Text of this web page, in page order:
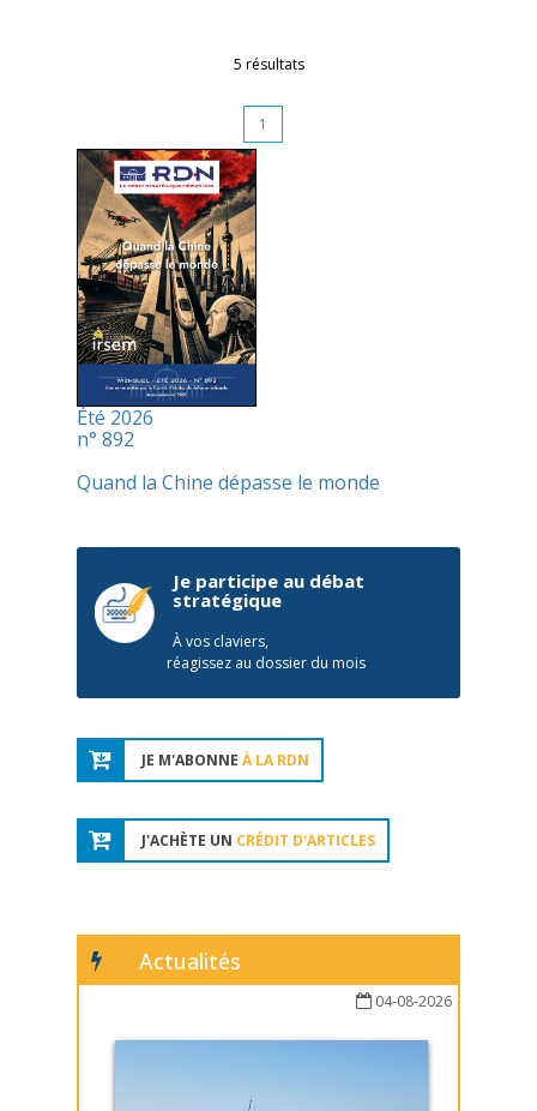
5 résultats
1
Été 2026
n° 892
Quand la Chine dépasse le monde
Je participe au débat
stratégique
À vos claviers,
réagissez au dossier du mois
JE M'ABONNE À LA RDN
J'ACHÈTE UN CRÉDIT D'ARTICLES
Actualités
04-08-2026